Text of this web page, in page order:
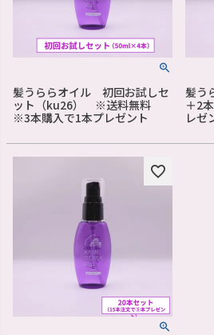
髪うららオイル 初回お試しセ
ット（ku26） ※送料無料
※3本購入で1本プレゼント
髪
＋2
レゼ